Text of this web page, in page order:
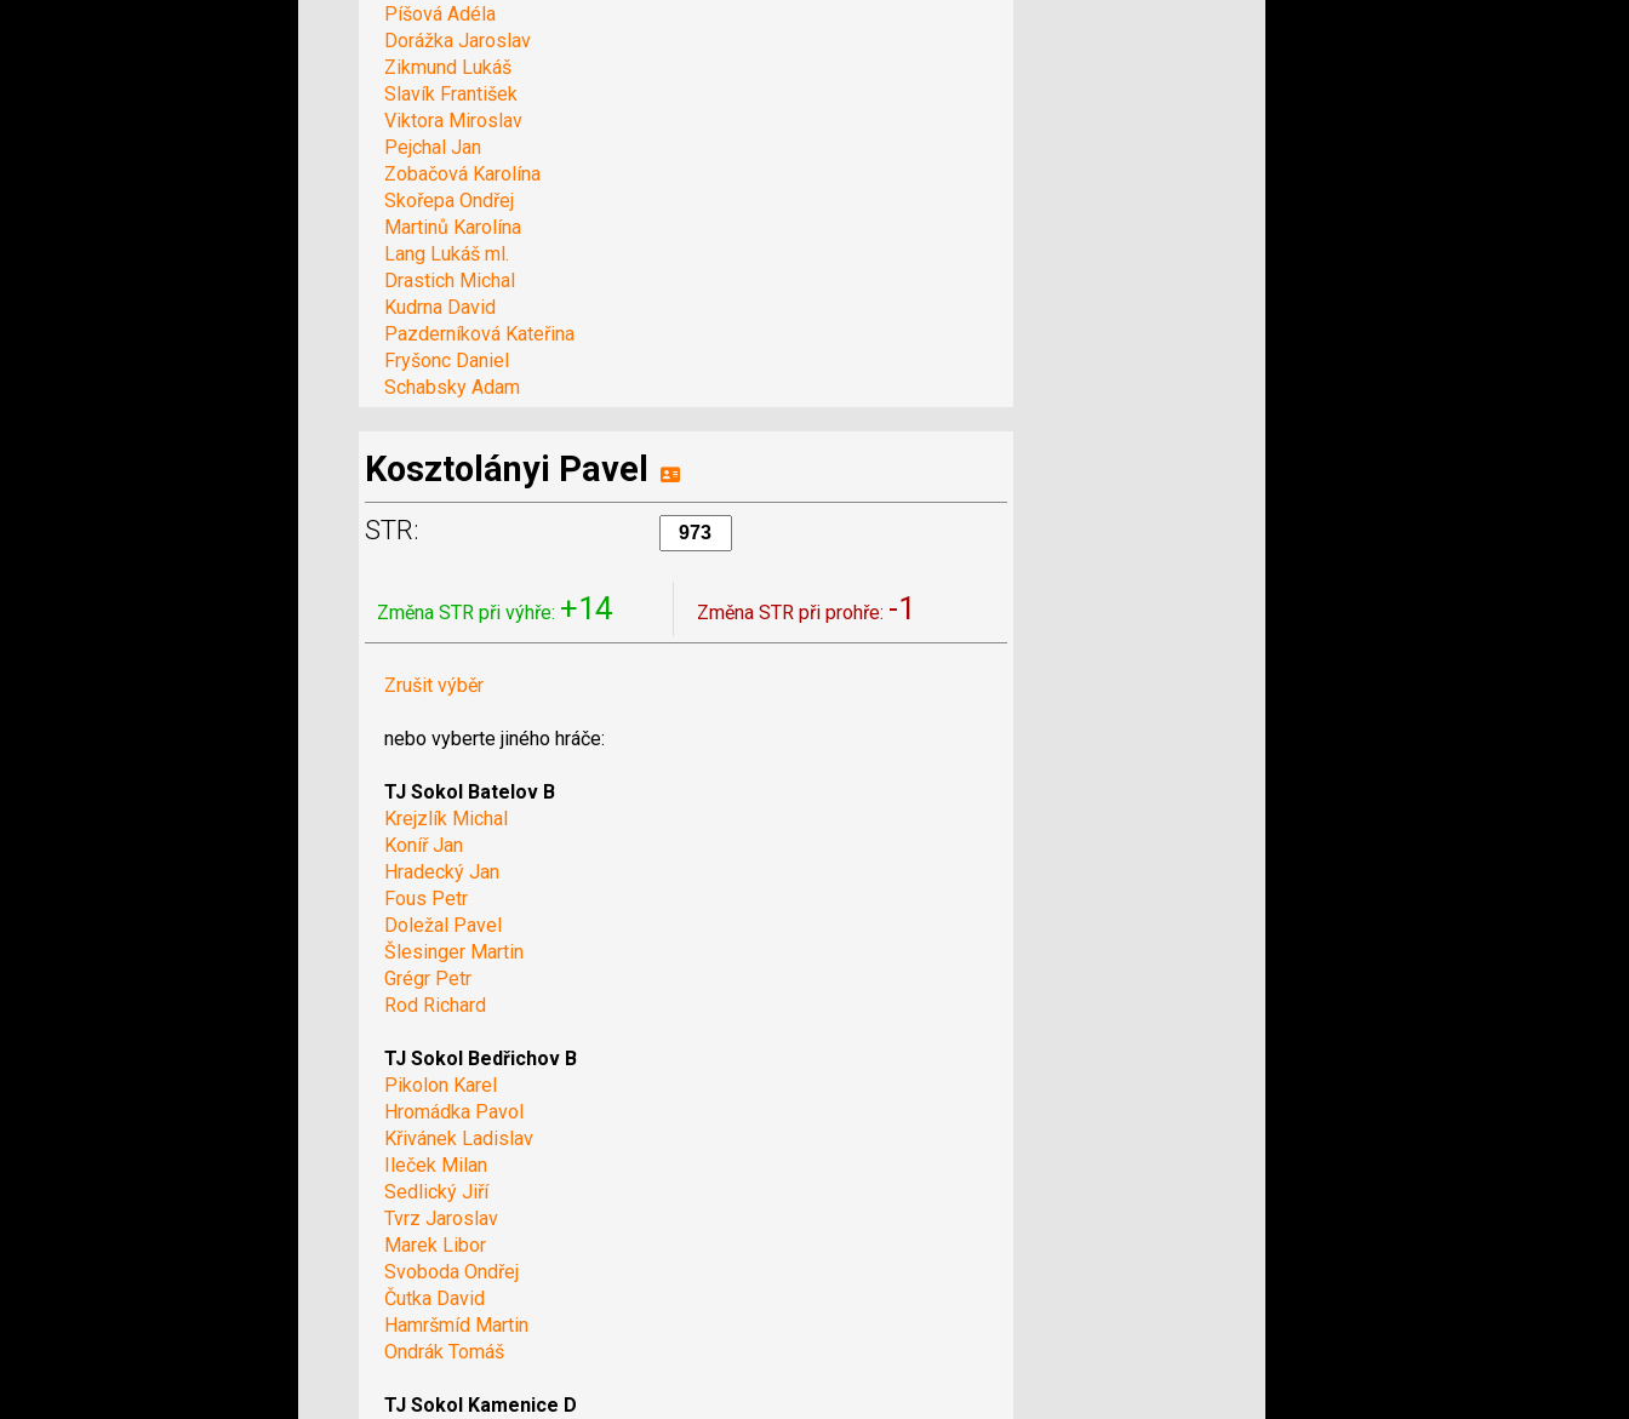
Píšová Adéla
Dorážka Jaroslav
Zikmund Lukáš
Slavík František
Viktora Miroslav
Pejchal Jan
Zobačová Karolína
Skořepa Ondřej
Martinů Karolína
Lang Lukáš ml.
Drastich Michal
Kudrna David
Pazderníková Kateřina
Fryšonc Daniel
Schabsky Adam
Kosztolányi Pavel
STR:
Změna STR při výhře: +14 Změna STR při prohře: -1
Zrušit výběr
nebo vyberte jiného hráče:
TJ Sokol Batelov B
Krejzlík Michal
Koníř Jan
Hradecký Jan
Fous Petr
Doležal Pavel
Šlesinger Martin
Grégr Petr
Rod Richard
TJ Sokol Bedřichov B
Pikolon Karel
Hromádka Pavol
Křivánek Ladislav
Ileček Milan
Sedlický Jiří
Tvrz Jaroslav
Marek Libor
Svoboda Ondřej
Čutka David
Hamršmíd Martin
Ondrák Tomáš
TJ Sokol Kamenice D